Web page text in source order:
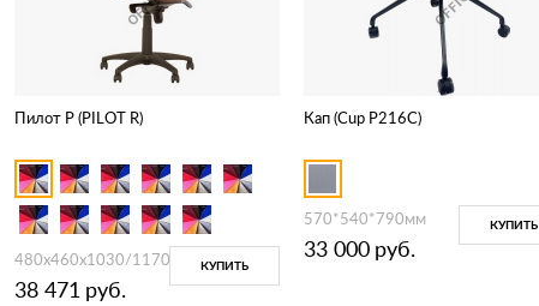
Пилот Р (PILOT R)
480х460х1030/1170
38 471 руб.
КУПИТЬ
Кап (Cup P216C)
570*540*790мм
33 000 руб.
КУПИТЬ